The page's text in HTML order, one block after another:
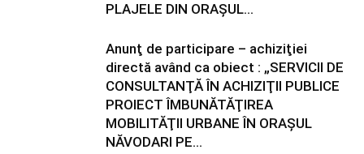
PLAJELE DIN ORAȘUL...
Anunţ de participare – achiziţiei
directă având ca obiect : „SERVICII DE
CONSULTANŢĂ ÎN ACHIZIŢII PUBLICE
PROIECT ÎMBUNĂTĂŢIREA
MOBILITĂŢII URBANE ÎN ORAŞUL
NĂVODARI PE...